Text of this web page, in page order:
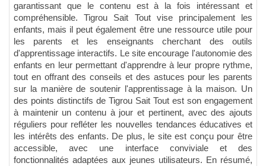
garantissant que le contenu est à la fois intéressant et
compréhensible. Tigrou Sait Tout vise principalement les
enfants, mais il peut également être une ressource utile pour
les parents et les enseignants cherchant des outils
d'apprentissage interactifs. Le site encourage l'autonomie des
enfants en leur permettant d'apprendre à leur propre rythme,
tout en offrant des conseils et des astuces pour les parents
sur la manière de soutenir l'apprentissage à la maison. Un
des points distinctifs de Tigrou Sait Tout est son engagement
à maintenir un contenu à jour et pertinent, avec des ajouts
réguliers pour refléter les nouvelles tendances éducatives et
les intérêts des enfants. De plus, le site est conçu pour être
accessible, avec une interface conviviale et des
fonctionnalités adaptées aux jeunes utilisateurs. En résumé,